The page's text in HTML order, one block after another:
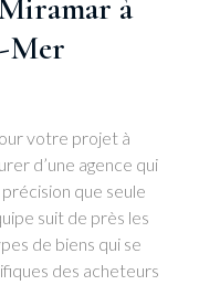
à
Mer
votre projet à
d’une agence qui
que seule
suit de près les
de biens qui se
des acheteurs